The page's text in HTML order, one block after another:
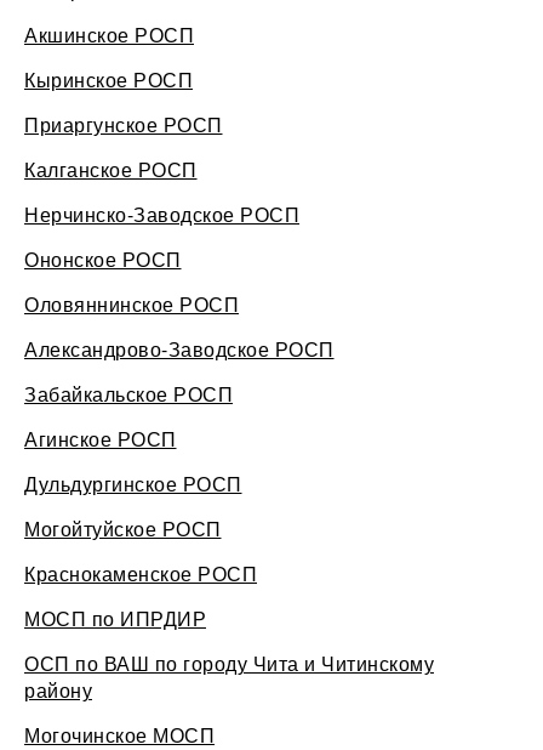
Акшинское РОСП
Кыринское РОСП
Приаргунское РОСП
Калганское РОСП
Нерчинско-Заводское РОСП
Ононское РОСП
Оловяннинское РОСП
Александрово-Заводское РОСП
Забайкальское РОСП
Агинское РОСП
Дульдургинское РОСП
Могойтуйское РОСП
Краснокаменское РОСП
МОСП по ИПРДИР
ОСП по ВАШ по городу Чита и Читинскому
району
Могочинское МОСП